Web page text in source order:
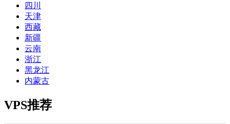
四川
天津
西藏
新疆
云南
浙江
黑龙江
内蒙古
VPS推荐